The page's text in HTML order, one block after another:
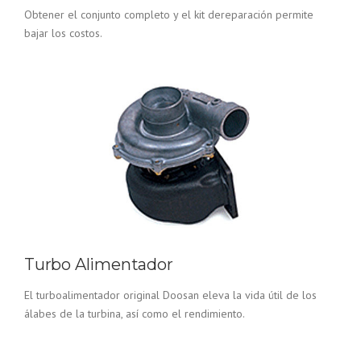
Obtener el conjunto completo y el kit dereparación permite
bajar los costos.
Turbo Alimentador
El turboalimentador original Doosan eleva la vida útil de los
álabes de la turbina, así como el rendimiento.